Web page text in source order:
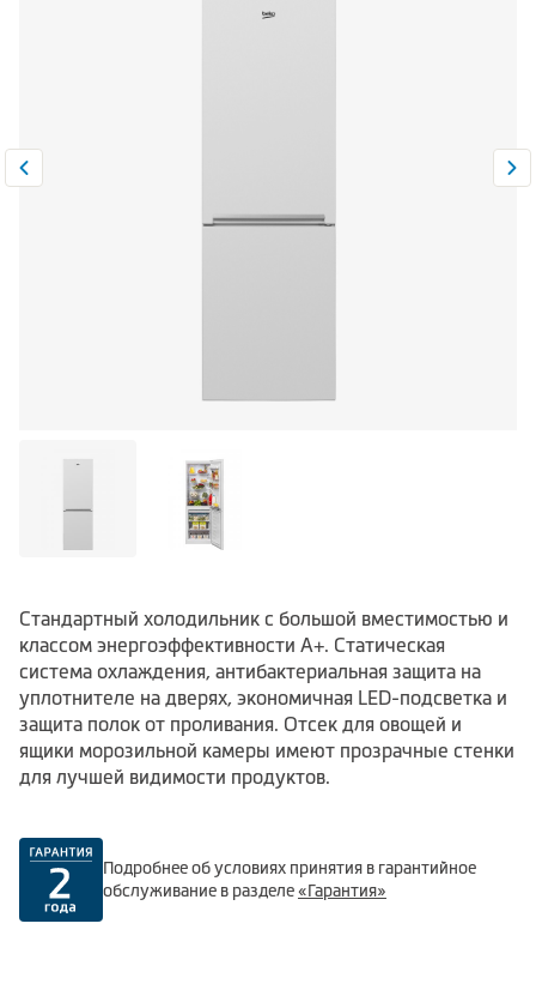
Климатическая техника
Стандартный холодильник с большой вместимостью и
классом энергоэффективности А+. Статическая
система охлаждения, антибактериальная защита на
уплотнителе на дверях, экономичная LED-подсветка и
защита полок от проливания. Отсек для овощей и
ящики морозильной камеры имеют прозрачные стенки
для лучшей видимости продуктов.
Подробнее об условиях принятия в гарантийное
обслуживание в разделе«Гарантия»